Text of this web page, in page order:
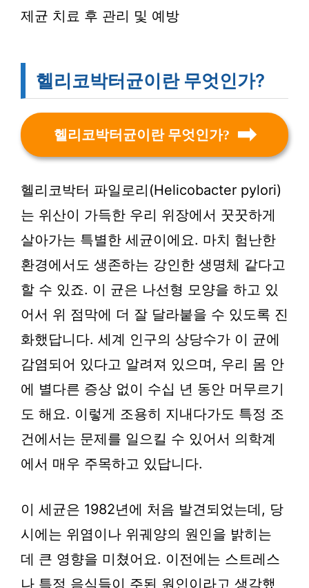
제균 치료 후 관리 및 예방
헬리코박터균이란 무엇인가?
헬리코박터균이란 무엇인가?
헬리코박터 파일로리(Helicobacter pylori)
는 위산이 가득한 우리 위장에서 꿋꿋하게
살아가는 특별한 세균이에요. 마치 험난한
환경에서도 생존하는 강인한 생명체 같다고
할 수 있죠. 이 균은 나선형 모양을 하고 있
어서 위 점막에 더 잘 달라붙을 수 있도록 진
화했답니다. 세계 인구의 상당수가 이 균에
감염되어 있다고 알려져 있으며, 우리 몸 안
에 별다른 증상 없이 수십 년 동안 머무르기
도 해요. 이렇게 조용히 지내다가도 특정 조
건에서는 문제를 일으킬 수 있어서 의학계
에서 매우 주목하고 있답니다.
이 세균은 1982년에 처음 발견되었는데, 당
시에는 위염이나 위궤양의 원인을 밝히는
데 큰 영향을 미쳤어요. 이전에는 스트레스
나 특정 음식들이 주된 원인이라고 생각했